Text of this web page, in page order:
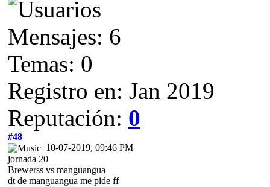
Mensajes: 6
Temas: 0
Registro en: Jan 2019
Reputación: 0
#48
10-07-2019, 09:46 PM
jornada 20
Brewerss vs manguangua
dt de manguangua me pide ff